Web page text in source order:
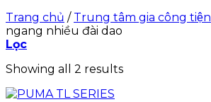
Trang chủ / Trung tâm gia công tiện
ngang nhiều đài dao
Lọc
Showing all 2 results